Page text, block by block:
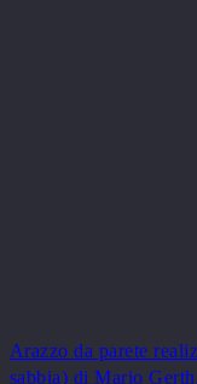
Arazzo da parete
sabbia) di Mario